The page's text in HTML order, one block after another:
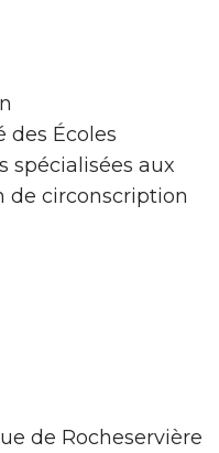
des Écoles
spécialisées aux
de circonscription
de Rocheservière